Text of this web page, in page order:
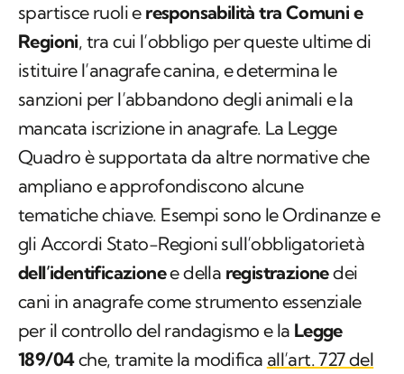
spartisce ruoli e responsabilità tra Comuni e
Regioni, tra cui l’obbligo per queste ultime di
istituire l’anagrafe canina, e determina le
sanzioni per l’abbandono degli animali e la
mancata iscrizione in anagrafe. La Legge
Quadro è supportata da altre normative che
ampliano e approfondiscono alcune
tematiche chiave. Esempi sono le Ordinanze e
gli Accordi Stato-Regioni sull’obbligatorietà
dell’identificazionee della registrazionedei
cani in anagrafe come strumento essenziale
per il controllo del randagismo e la Legge
189/04che, tramite la modifica all’art. 727 del